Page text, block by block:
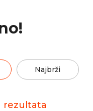
Najbrži
rezultata